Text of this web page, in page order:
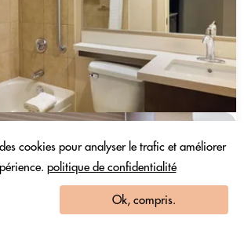
cookies pour analyser le trafic et améliorer
politique de confidentialité
Ok, compris.